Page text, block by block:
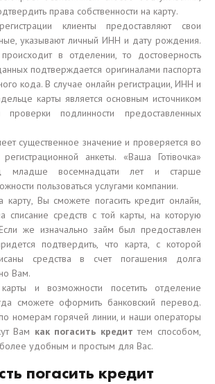
права собственности на карту.
клиенты предоставляют свои
указывают личный ИНН и дату рождения.
в отделении, то достоверность
подтверждается оригиналами паспорта
кода. В случае онлайн регистрации, ИНН и
карты является основным источником
подлинности предоставленных
существенное значение и проверяется во
анкеты. «Ваша Готівочка»
младше восемнадцати лет и старше
пользоваться услугами компании.
Вы сможете погасить кредит онлайн,
списание средств с той карты, на которую
же изначально займ был предоставлен
подтвердить, что карта, с которой
средства в счет погашения долга
Вам.
и возможности посетить отделение
сможете оформить банковский перевод.
номерам горячей линии, и наши операторы
Вам как погасить кредит тем способом,
удобным и простым для Вас.
погасить кредит